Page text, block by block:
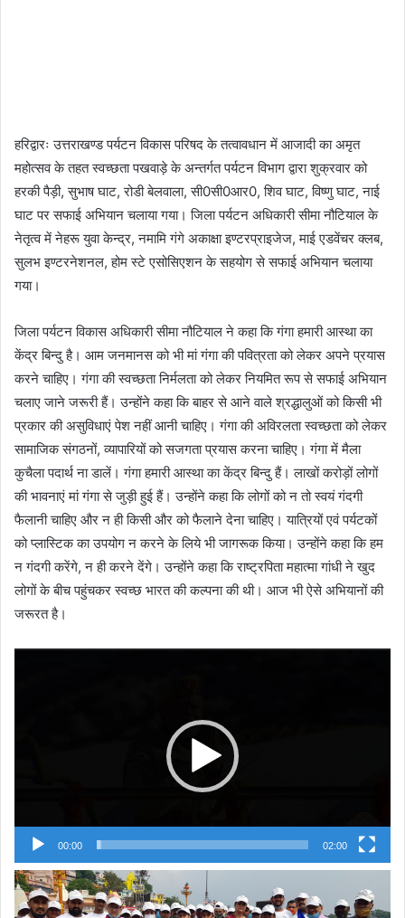
हरिद्वारः उत्तराखण्ड पर्यटन विकास परिषद के तत्वावधान में आजादी का अमृत
महोत्सव के तहत स्वच्छता पखवाड़े के अन्तर्गत पर्यटन विभाग द्वारा शुक्रवार को
हरकी पैड़ी, सुभाष घाट, रोडी बेलवाला, सी0सी0आर0, शिव घाट, विष्णु घाट, नाई
घाट पर सफाई अभियान चलाया गया। जिला पर्यटन अधिकारी सीमा नौटियाल के
नेतृत्व में नेहरू युवा केन्द्र, नमामि गंगे अकाक्षा इण्टरप्राइजेज, माई एडवेंचर क्लब,
सुलभ इण्टरनेशनल, होम स्टे एसोसिएशन के सहयोग से सफाई अभियान चलाया
गया।
जिला पर्यटन विकास अधिकारी सीमा नौटियाल ने कहा कि गंगा हमारी आस्था का
केंद्र बिन्दु है। आम जनमानस को भी मां गंगा की पवित्रता को लेकर अपने प्रयास
करने चाहिए। गंगा की स्वच्छता निर्मलता को लेकर नियमित रूप से सफाई अभियान
चलाए जाने जरूरी हैं। उन्होंने कहा कि बाहर से आने वाले श्रद्धालुओं को किसी भी
प्रकार की असुविधाएं पेश नहीं आनी चाहिए। गंगा की अविरलता स्वच्छता को लेकर
सामाजिक संगठनों, व्यापारियों को सजगता प्रयास करना चाहिए। गंगा में मैला
कुचैला पदार्थ ना डालें। गंगा हमारी आस्था का केंद्र बिन्दु हैं। लाखों करोड़ों लोगों
की भावनाएं मां गंगा से जुड़ी हुई हैं। उन्होंने कहा कि लोगों को न तो स्वयं गंदगी
फैलानी चाहिए और न ही किसी और को फैलाने देना चाहिए। यात्रियों एवं पर्यटकों
को प्लास्टिक का उपयोग न करने के लिये भी जागरूक किया। उन्होंने कहा कि हम
न गंदगी करेंगे, न ही करने देंगे। उन्होंने कहा कि राष्ट्रपिता महात्मा गांधी ने खुद
लोगों के बीच पहुंचकर स्वच्छ भारत की कल्पना की थी। आज भी ऐसे अभियानों की
जरूरत है।
00:00 02:00